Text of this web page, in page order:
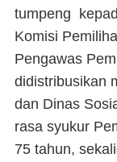
tumpeng
Komisi
Pengawas
didistribusikan
dan Dinas
rasa syukur
75 tahun,